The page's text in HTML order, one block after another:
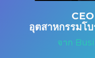
อุตสาหกรรมโ
จาก